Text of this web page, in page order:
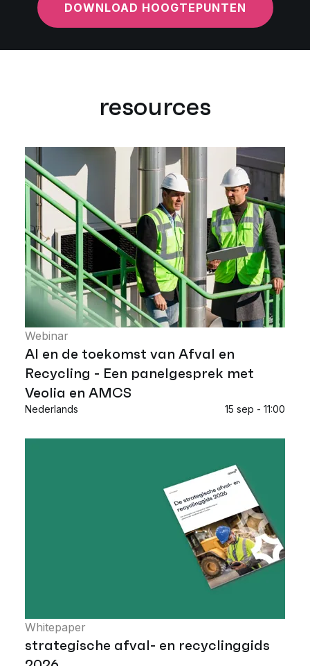
DOWNLOAD HOOGTEPUNTEN
resources
Webinar
AI en de toekomst van Afval en
Recycling - Een panelgesprek met
Veolia en AMCS
Nederlands 15 sep - 11:00
Whitepaper
strategische afval- en recyclinggids